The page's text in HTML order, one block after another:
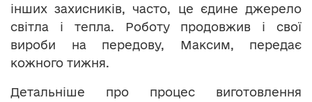
інших захисників, часто, це єдине джерело
світла і тепла. Роботу продовжив і свої
вироби на передову, Максим, передає
кожного тижня.
Детальніше про процес виготовлення